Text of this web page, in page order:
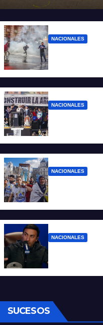
NACIONALES
NACIONALES
NACIONALES
NACIONALES
SUCESOS